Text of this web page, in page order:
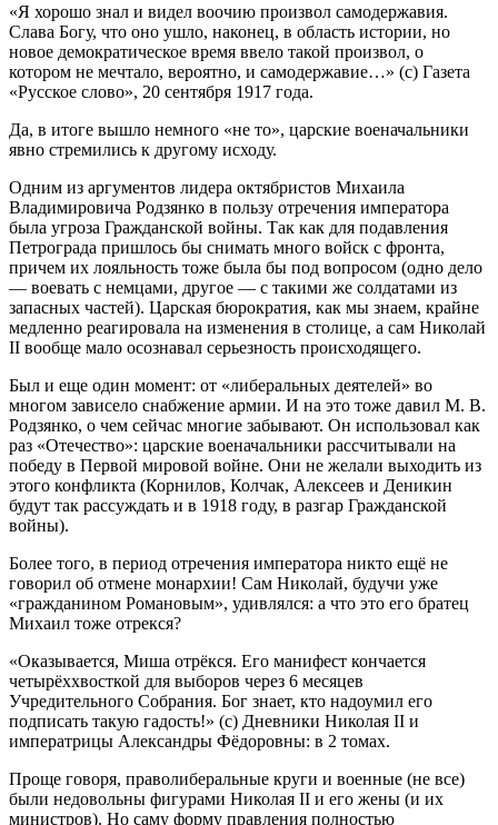
«Я хорошо знал и видел воочию произвол самодержавия.
Слава Богу, что оно ушло, наконец, в область истории, но
новое демократическое время ввело такой произвол, о
котором не мечтало, вероятно, и самодержавие…» (с) Газета
«Русское слово», 20 сентября 1917 года.
Да, в итоге вышло немного «не то», царские военачальники
явно стремились к другому исходу.
Одним из аргументов лидера октябристов Михаила
Владимировича Родзянко в пользу отречения императора
была угроза Гражданской войны. Так как для подавления
Петрограда пришлось бы снимать много войск с фронта,
причем их лояльность тоже была бы под вопросом (одно дело
— воевать с немцами, другое — с такими же солдатами из
запасных частей). Царская бюрократия, как мы знаем, крайне
медленно реагировала на изменения в столице, а сам Николай
II вообще мало осознавал серьезность происходящего.
Был и еще один момент: от «либеральных деятелей» во
многом зависело снабжение армии. И на это тоже давил М. В.
Родзянко, о чем сейчас многие забывают. Он использовал как
раз «Отечество»: царские военачальники рассчитывали на
победу в Первой мировой войне. Они не желали выходить из
этого конфликта (Корнилов, Колчак, Алексеев и Деникин
будут так рассуждать и в 1918 году, в разгар Гражданской
войны).
Более того, в период отречения императора никто ещё не
говорил об отмене монархии! Сам Николай, будучи уже
«гражданином Романовым», удивлялся: а что это его братец
Михаил тоже отрекся?
«Оказывается, Миша отрёкся. Его манифест кончается
четырёххвосткой для выборов через 6 месяцев
Учредительного Собрания. Бог знает, кто надоумил его
подписать такую гадость!» (с) Дневники Николая II и
императрицы Александры Фёдоровны: в 2 томах.
Проще говоря, праволиберальные круги и военные (не все)
были недовольны фигурами Николая II и его жены (и их
министров). Но саму форму правления полностью